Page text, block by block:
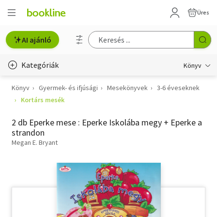
Üres
AI ajánló
Kategóriák Könyv
Életmód, egészség
Gyermek- és ifjúsági
Könyv Gyermek- és ifjúsági Mesekönyvek
3-6 éveseknek
Kortárs mesék
2 db Eperke mese : Eperke Iskolába megy + Eperke a
strandon
Megan E. Bryant